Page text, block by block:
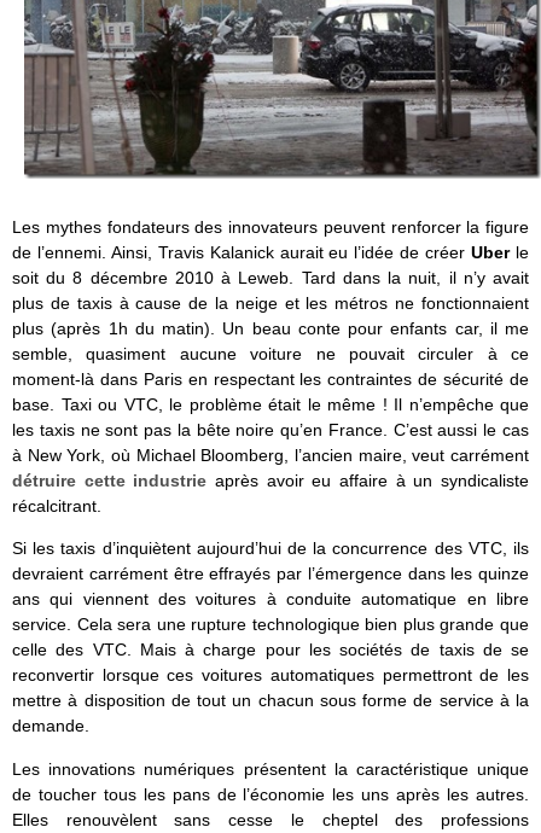
Les mythes fondateurs des innovateurs peuvent renforcer la figure
de l’ennemi. Ainsi, Travis Kalanick aurait eu l’idée de créerUber le
soit du 8 décembre 2010 à Leweb. Tard dans la nuit, il n’y avait
plus de taxis à cause de la neige et les métros ne fonctionnaient
plus (après 1h du matin). Un beau conte pour enfants car, il me
semble, quasiment aucune voiture ne pouvait circuler à ce
moment-là dans Paris en respectant les contraintes de sécurité de
base. Taxi ou VTC, le problème était le même ! Il n’empêche que
les taxis ne sont pas la bête noire qu’en France. C’est aussi le cas
à New York, où Michael Bloomberg, l’ancien maire, veut carrément
détruire cette industrie après avoir eu affaire à un syndicaliste
récalcitrant.
Si les taxis d’inquiètent aujourd’hui de la concurrence des VTC, ils
devraient carrément être effrayés par l’émergence dans les quinze
ans qui viennent des voitures à conduite automatique en libre
service. Cela sera une rupture technologique bien plus grande que
celle des VTC. Mais à charge pour les sociétés de taxis de se
reconvertir lorsque ces voitures automatiques permettront de les
mettre à disposition de tout un chacun sous forme de service à la
demande.
Les innovations numériques présentent la caractéristique unique
de toucher tous les pans de l’économie les uns après les autres.
Elles renouvèlent sans cesse le cheptel des professions